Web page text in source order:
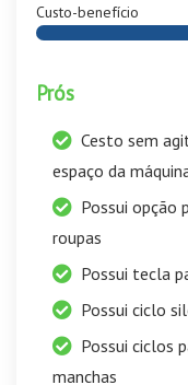
Custo-benefício
Prós
Cesto sem
espaço da
Possui opção
roupas
Possui tecla
Possui ciclo
Possui ciclos
manchas